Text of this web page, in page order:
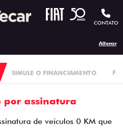
CONTATO
Alterar
SIMULE O FINANCIAMENTO
por assinatura
de veículos 0 KM que